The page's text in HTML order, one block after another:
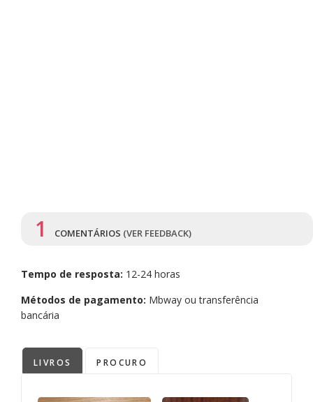
1 COMENTÁRIOS (VER FEEDBACK)
Tempo de resposta: 12-24 horas
Métodos de pagamento: Mbway ou transferência
bancária
LIVROS PROCURO